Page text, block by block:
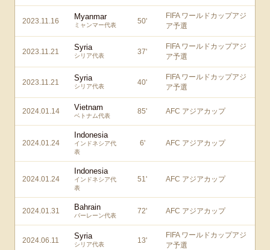
2023.11.16 Myanmar
ミャンマー代表 50'
FIFA ワールドカップアジ
ア予選
2023.11.21 Syria
シリア代表 37'
FIFA ワールドカップアジ
ア予選
2023.11.21 Syria
シリア代表 40'
FIFA ワールドカップアジ
ア予選
2024.01.14 Vietnam
ベトナム代表
85' AFC アジアカップ
2024.01.24
Indonesia
インドネシア代
表
6' AFC アジアカップ
2024.01.24
Indonesia
インドネシア代
表
51' AFC アジアカップ
2024.01.31 Bahrain
バーレーン代表
72' AFC アジアカップ
2024.06.11 Syria
シリア代表 13'
FIFA ワールドカップアジ
ア予選